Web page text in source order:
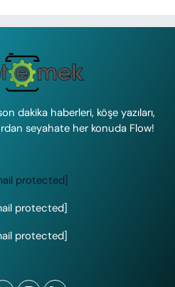
dakika haberleri, köşe yazıları,
seyahate her konuda Flow!
protected]
protected]
protected]